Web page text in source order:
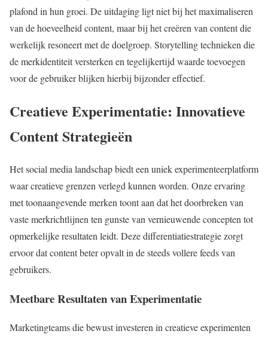
plafond in hun groei. De uitdaging ligt niet bij het maximaliseren
van de hoeveelheid content, maar bij het creëren van content die
werkelijk resoneert met de doelgroep. Storytelling technieken die
de merkidentiteit versterken en tegelijkertijd waarde toevoegen
voor de gebruiker blijken hierbij bijzonder effectief.
Creatieve Experimentatie: Innovatieve
Content Strategieën
Het social media landschap biedt een uniek experimenteerplatform
waar creatieve grenzen verlegd kunnen worden. Onze ervaring
met toonaangevende merken toont aan dat het doorbreken van
vaste merkrichtlijnen ten gunste van vernieuwende concepten tot
opmerkelijke resultaten leidt. Deze differentiatiestrategie zorgt
ervoor dat content beter opvalt in de steeds vollere feeds van
gebruikers.
Meetbare Resultaten van Experimentatie
Marketingteams die bewust investeren in creatieve experimenten